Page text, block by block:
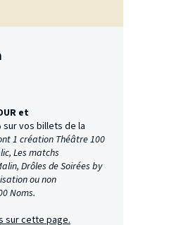
et
sur vos billets de la
1 création Théâtre 100
Les matchs
Drôles de Soirées by
ou non
Noms.
sur cette page.